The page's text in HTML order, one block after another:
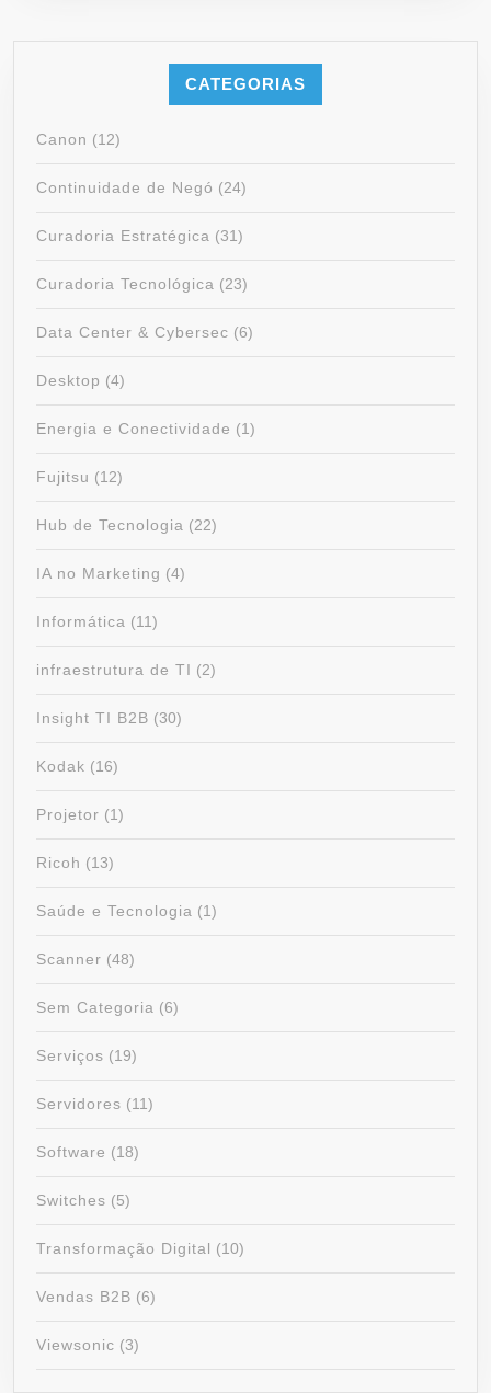
CATEGORIAS
Canon (12)
Continuidade de Negó (24)
Curadoria Estratégica (31)
Curadoria Tecnológica (23)
Data Center & Cybersec (6)
Desktop (4)
Energia e Conectividade (1)
Fujitsu (12)
Hub de Tecnologia (22)
IA no Marketing (4)
Informática (11)
infraestrutura de TI (2)
Insight TI B2B (30)
Kodak (16)
Projetor (1)
Ricoh (13)
Saúde e Tecnologia (1)
Scanner (48)
Sem Categoria (6)
Serviços (19)
Servidores (11)
Software (18)
Switches (5)
Transformação Digital (10)
Vendas B2B (6)
Viewsonic (3)